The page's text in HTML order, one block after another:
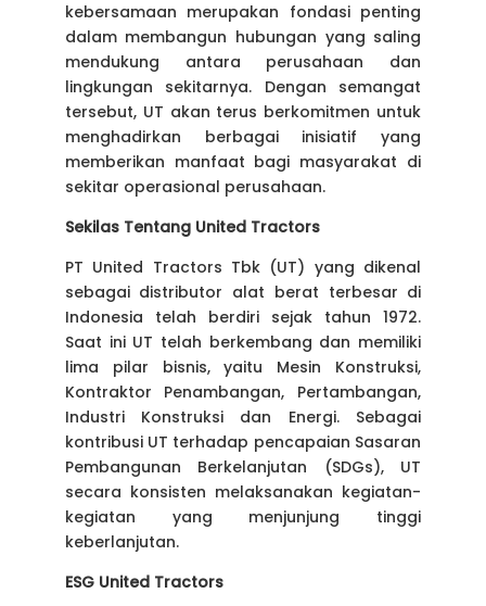
kebersamaan merupakan fondasi penting
dalam membangun hubungan yang saling
mendukung antara perusahaan dan
lingkungan sekitarnya. Dengan semangat
tersebut, UT akan terus berkomitmen untuk
menghadirkan berbagai inisiatif yang
memberikan manfaat bagi masyarakat di
sekitar operasional perusahaan.
Sekilas Tentang United Tractors
PT United Tractors Tbk (UT) yang dikenal
sebagai distributor alat berat terbesar di
Indonesia telah berdiri sejak tahun 1972.
Saat ini UT telah berkembang dan memiliki
lima pilar bisnis, yaitu Mesin Konstruksi,
Kontraktor Penambangan, Pertambangan,
Industri Konstruksi dan Energi. Sebagai
kontribusi UT terhadap pencapaian Sasaran
Pembangunan Berkelanjutan (SDGs), UT
secara konsisten melaksanakan kegiatan-
kegiatan yang menjunjung tinggi
keberlanjutan.
ESG United Tractors